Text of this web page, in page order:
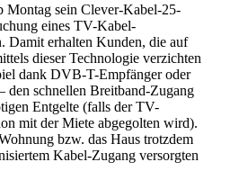
Montag sein Clever-Kabel-25-
eines TV-Kabel-
Damit erhalten Kunden, die auf
dieser Technologie verzichten
dank DVB-T-Empfänger oder
den schnellen Breitband-Zugang
Entgelte (falls der TV-
mit der Miete abgegolten wird).
bzw. das Haus trotzdem
Kabel-Zugang versorgten